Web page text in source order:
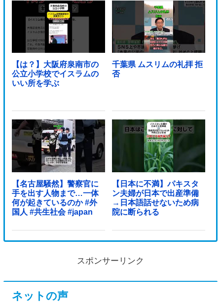
【は？】大阪府泉南市の
公立小学校でイスラムの
いい所を学ぶ
千葉県 ムスリムの礼拝 拒
否
【名古屋騒然】警察官に
手を出す人物まで…一体
何が起きているのか #外
国人 #共生社会 #japan
【日本に不満】パキスタ
ン夫婦が日本で出産準備
→日本語話せないため病
院に断られる
スポンサーリンク
ネットの声